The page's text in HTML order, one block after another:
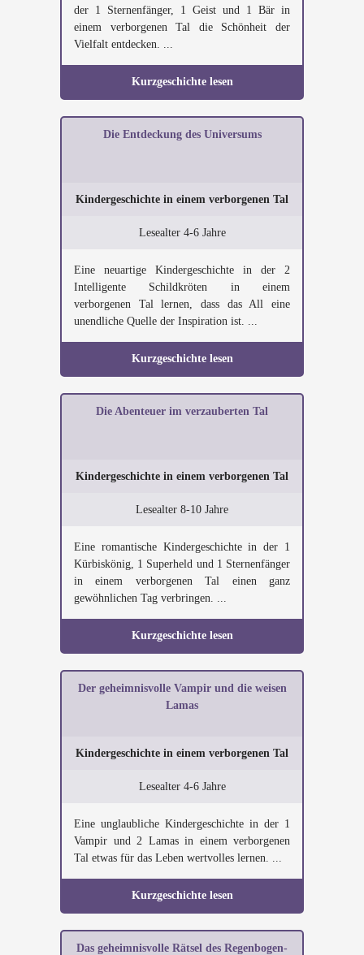
der 1 Sternenfänger, 1 Geist und 1 Bär in
einem verborgenen Tal die Schönheit der
Vielfalt entdecken. ...
Kurzgeschichte lesen
Die Entdeckung des Universums
Kindergeschichte in einem verborgenen Tal
Lesealter 4-6 Jahre
Eine neuartige Kindergeschichte in der 2
Intelligente Schildkröten in einem
verborgenen Tal lernen, dass das All eine
unendliche Quelle der Inspiration ist. ...
Kurzgeschichte lesen
Die Abenteuer im verzauberten Tal
Kindergeschichte in einem verborgenen Tal
Lesealter 8-10 Jahre
Eine romantische Kindergeschichte in der 1
Kürbiskönig, 1 Superheld und 1 Sternenfänger
in einem verborgenen Tal einen ganz
gewöhnlichen Tag verbringen. ...
Kurzgeschichte lesen
Der geheimnisvolle Vampir und die weisen
Lamas
Kindergeschichte in einem verborgenen Tal
Lesealter 4-6 Jahre
Eine unglaubliche Kindergeschichte in der 1
Vampir und 2 Lamas in einem verborgenen
Tal etwas für das Leben wertvolles lernen. ...
Kurzgeschichte lesen
Das geheimnisvolle Rätsel des Regenbogen-